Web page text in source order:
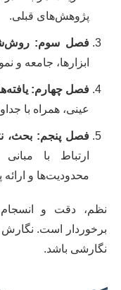
پژوهش‌های قبلی.
فصل سوم:
ابزارها، جامعه و
فصل چهارم:
عینی، همراه با
فصل پنجم: بحث،
ارتباط با
محدودیت‌ها و
نظم، دقت و
برخوردار است. نگارش
نگارشی باشد.